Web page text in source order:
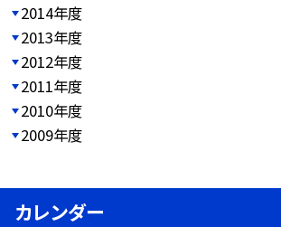
2014年度
2013年度
2012年度
2011年度
2010年度
2009年度
カレンダー